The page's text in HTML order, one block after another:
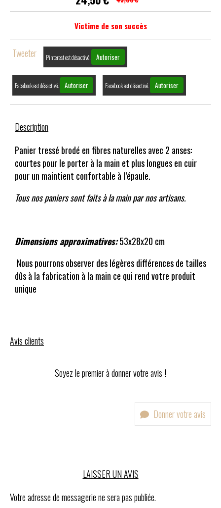
Victime de son succès
Tweeter Pinterest est désactivé. Autoriser
Facebook est désactivé. Autoriser Facebook est désactivé. Autoriser
Description
Panier tressé brodé en fibres naturelles avec 2 anses:
courtes pour le porter à la main et plus longues en cuir
pour un maintient confortable à l’épaule.
Tous nos paniers sont faits à la main par nos artisans.
Dimensions approximatives:53x28x20 cm
Nous pourrons observer des légères différences de tailles
dûs à la fabrication à la main ce qui rend votre produit
unique
Avis clients
Soyez le premier à donner votre avis !
Donner votre avis
LAISSER UN AVIS
Votre adresse de messagerie ne sera pas publiée.